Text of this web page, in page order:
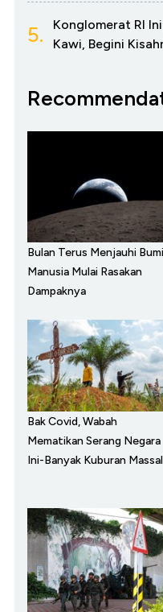
5.
Konglomerat RI
Kawi, Begini
Bulan Terus Menjauhi
Manusia Mulai Rasakan
Dampaknya
Bak Covid, Wabah
Mematikan Serang Negara
Ini-Banyak Kuburan Massal